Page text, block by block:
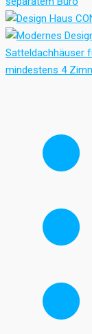
Satteldachhäuser
mindestens 4